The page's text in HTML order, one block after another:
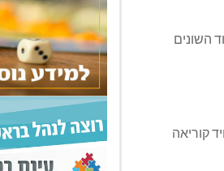
השונים
קוריאה